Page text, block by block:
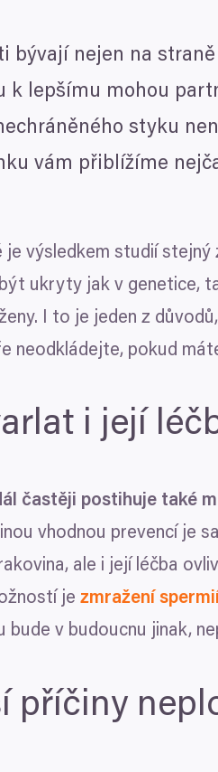
bývají nejen na
k lepšímu mohou
styku
vám přiblížíme
je výsledkem studií stejný
ukryty jak v genetice,
I to je jeden z
neodkládejte, pokud
i její
častěji postihuje také
vhodnou prevencí je
ale i její léčba
je zmražení spermií
bude v budoucnu jinak,
příčiny